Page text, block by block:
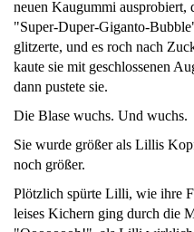
neuen Kaugummi ausprobiert,
"Super-Duper-Giganto-
glitzerte, und es roch nach
kaute sie mit geschlossenen
dann pustete sie.
Die Blase wuchs. Und wuchs.
Sie wurde größer als Lillis
noch größer.
Plötzlich spürte Lilli, wie ihre
leises Kichern ging durch die